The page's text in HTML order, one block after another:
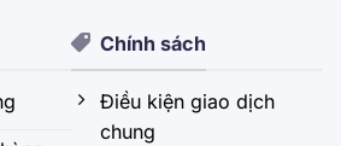
Chính sách
Điều kiện giao dịch
chung